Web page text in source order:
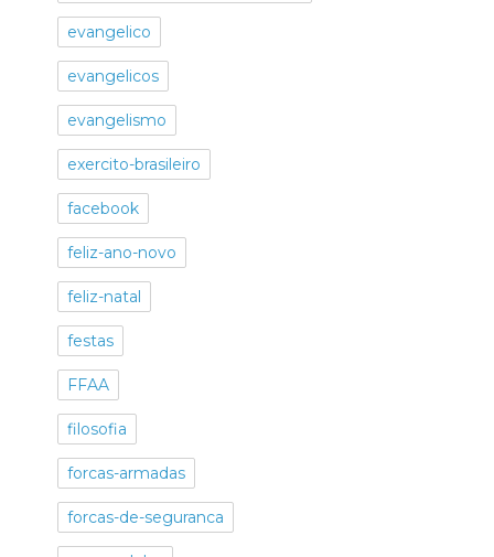
evangelico
evangelicos
evangelismo
exercito-brasileiro
facebook
feliz-ano-novo
feliz-natal
festas
FFAA
filosofia
forcas-armadas
forcas-de-seguranca